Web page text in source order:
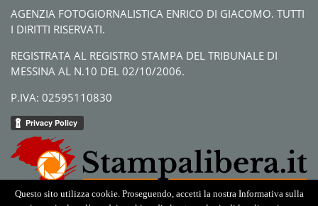
AGENZIA FOTOGIORNALISTICA ENRICO DI GIACOMO. TUTTI
I DIRITTI RISERVATI.
REGISTRATA AL REGISTRO STAMPA DEL TRIBUNALE DI
MESSINA AL N.10 DEL 02/10/2006.
P.IVA: 02595110830
Questo sito utilizza cookie. Proseguendo, accetti la nostra Informativa sulla